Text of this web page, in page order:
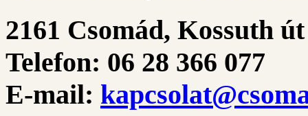
2161 Csomád, Kossuth
Telefon: 06 28 366 077
E-mail: